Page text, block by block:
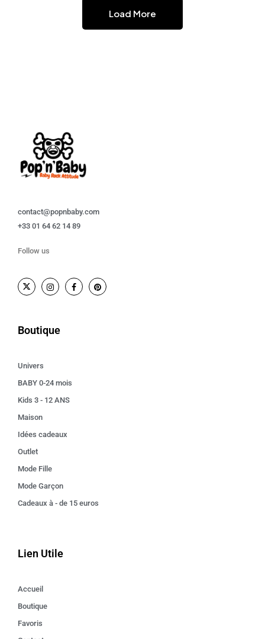
Load More
contact@popnbaby.com
+33 01 64 62 14 89
Follow us
Boutique
Univers
BABY 0-24 mois
Kids 3 - 12 ANS
Maison
Idées cadeaux
Outlet
Mode Fille
Mode Garçon
Cadeaux à - de 15 euros
Lien Utile
Accueil
Boutique
Favoris